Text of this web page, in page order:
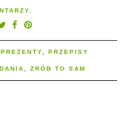
, PRZEPISY
, ZRÓB TO SAM